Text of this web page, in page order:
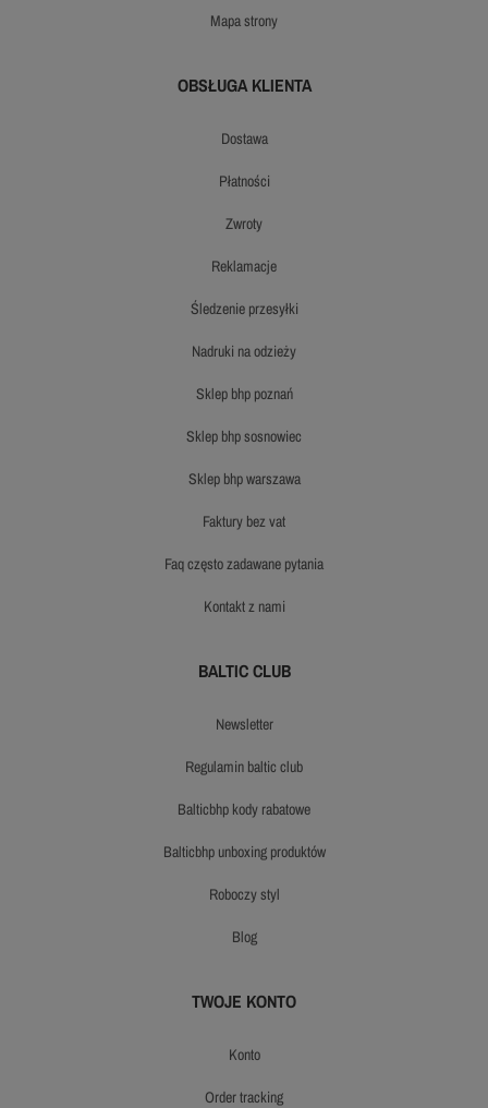
mapa strony
OBSŁUGA KLIENTA
dostawa
płatności
zwroty
reklamacje
śledzenie przesyłki
nadruki na odzieży
sklep bhp poznań
sklep bhp sosnowiec
sklep bhp warszawa
faktury bez vat
faq często zadawane pytania
kontakt z nami
BALTIC CLUB
newsletter
regulamin baltic club
balticbhp kody rabatowe
balticbhp unboxing produktów
roboczy styl
blog
TWOJE KONTO
konto
order tracking